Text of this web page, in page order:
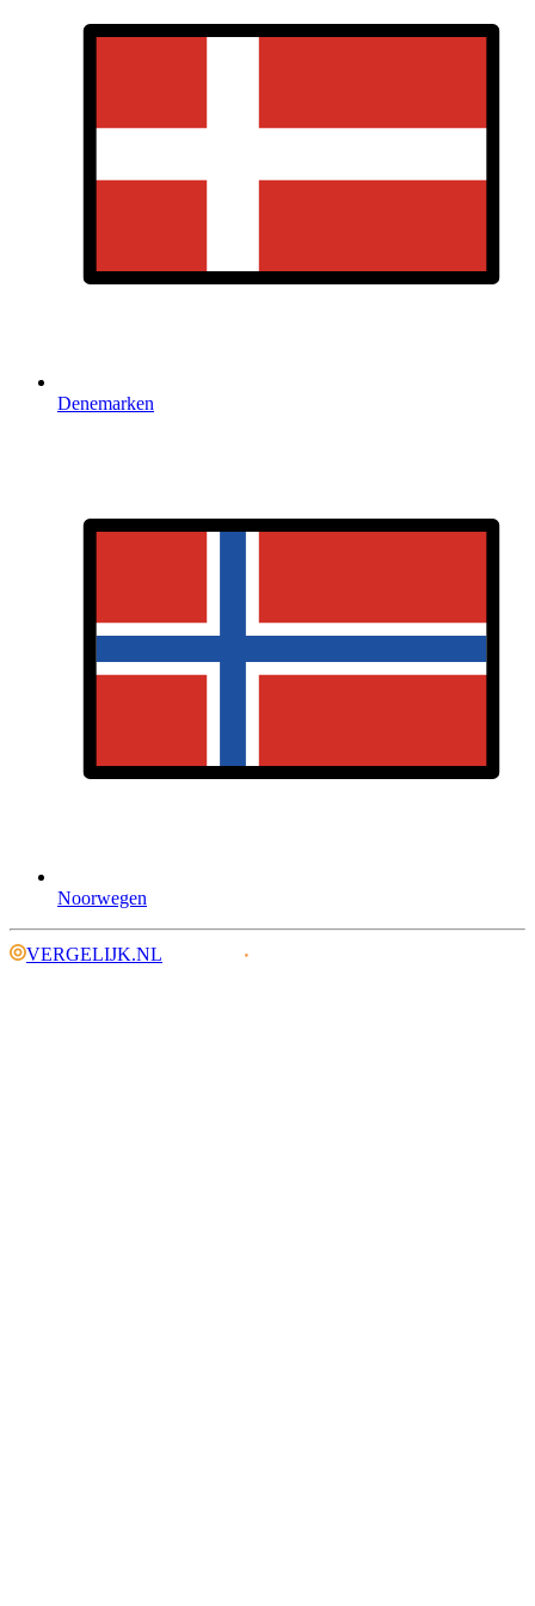
Denemarken
Noorwegen
VERGELIJK.NL